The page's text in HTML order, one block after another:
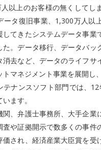
以上のお客様の無くしてし
ータ復旧事業、1,300万人以
してきたシステムデータ事業
た。データ移行、データバッ
消去など、データのライフサ
トマネジメント事業を展開し
テナンスソフト部門では、12
ます。
関、弁護士事務所、大手企業
査や証拠開示で数多くの事件
価され、経済産業大臣賞を受